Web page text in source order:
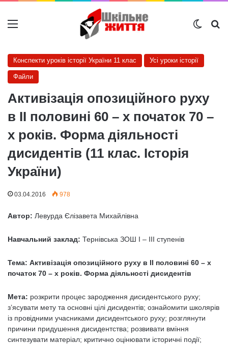
Меню
Конспекти уроків історії України 11 клас Усі уроки історії
Файли
Активізація опозиційного руху
в ІІ половині 60 – х початок 70 –
х років. Форма діяльності
дисидентів (11 клас. Історія
України)
03.04.2016 978
Автор: Левурда Єлізавета Михайлівна
Навчальний заклад: Тернівська ЗОШ І – ІІІ ступенів
Тема: Активізація опозиційного руху в ІІ половині 60 – х
початок 70 – х років. Форма діяльності дисидентів
Мета: розкрити процес зародження дисидентського руху;
з’ясувати мету та основні цілі дисидентів; ознайомити школярів
із провідними учасниками дисидентського руху; розглянути
причини придушення дисидентства; розвивати вміння
синтезувати матеріал; критично оцінювати історичні події;